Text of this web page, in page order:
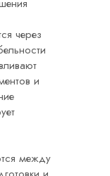
через
и
между